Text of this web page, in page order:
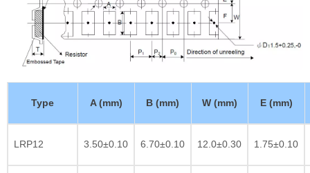
Type A (mm) B (mm) W (mm) E (mm)
LRP12 3.50±0.10 6.70±0.10 12.0±0.30 1.75±0.10